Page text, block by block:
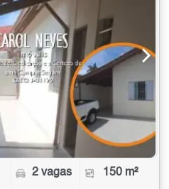
2 vagas 150 m²